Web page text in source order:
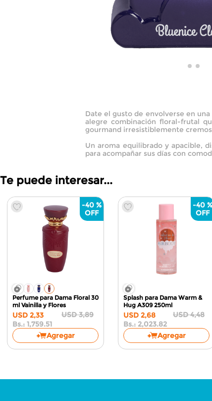
Date el gusto de envolverse en
alegre combinación floral-frutal
gourmand irresistiblemente
Un aroma equilibrado y apacible,
para acompañar sus días con
Te puede interesar...
-40 %
Perfume para Dama Floral 30
ml Vainilla y Flores
USD 2,33 USD 3,89
Bs.: 1,759.51
Agregar
-40 %
Splash para Dama Warm &
Hug A309 250ml
USD 2,68 USD 4,48
Bs.: 2,023.82
Agregar